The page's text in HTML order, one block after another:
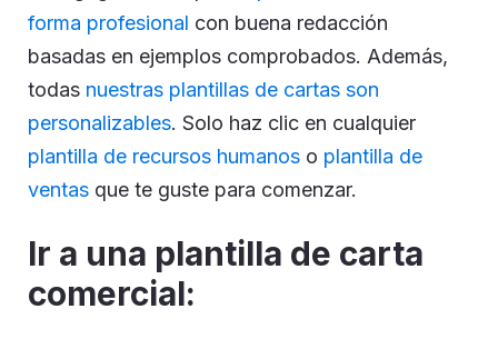
forma profesional con buena redacción
basadas en ejemplos comprobados. Además,
todas nuestras plantillas de cartas son
personalizables. Solo haz clic en cualquier
plantilla de recursos humanos o plantilla de
ventas que te guste para comenzar.
Ir a una plantilla de carta
comercial: